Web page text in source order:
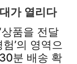
가 열리다
품을 전달
’의 영역으
분 배송 확